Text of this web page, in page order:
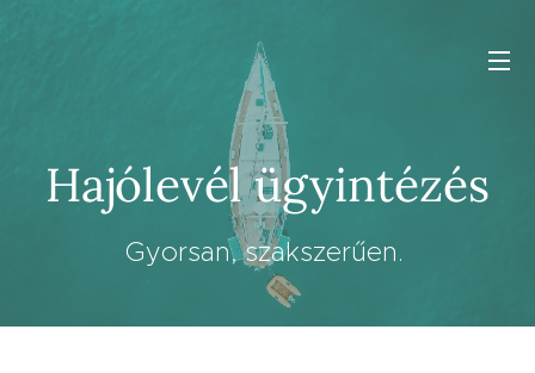
Hajólevél ügyintézés
Gyorsan, szakszerűen.